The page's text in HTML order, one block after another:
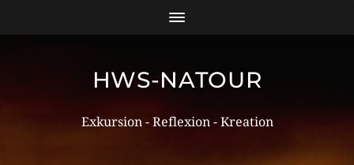
HWS-NATOUR
Exkursion - Reflexion - Kreation